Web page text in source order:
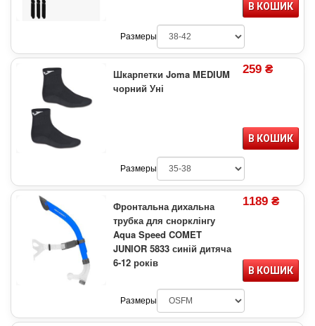
В КОШИК
Размеры
Шкарпетки Joma MEDIUM
чорний Уні
259 ₴
В КОШИК
Размеры
Фронтальна дихальна
трубка для снорклінгу
Aqua Speed COMET
JUNIOR 5833 синій дитяча
6-12 років
1189 ₴
В КОШИК
Размеры